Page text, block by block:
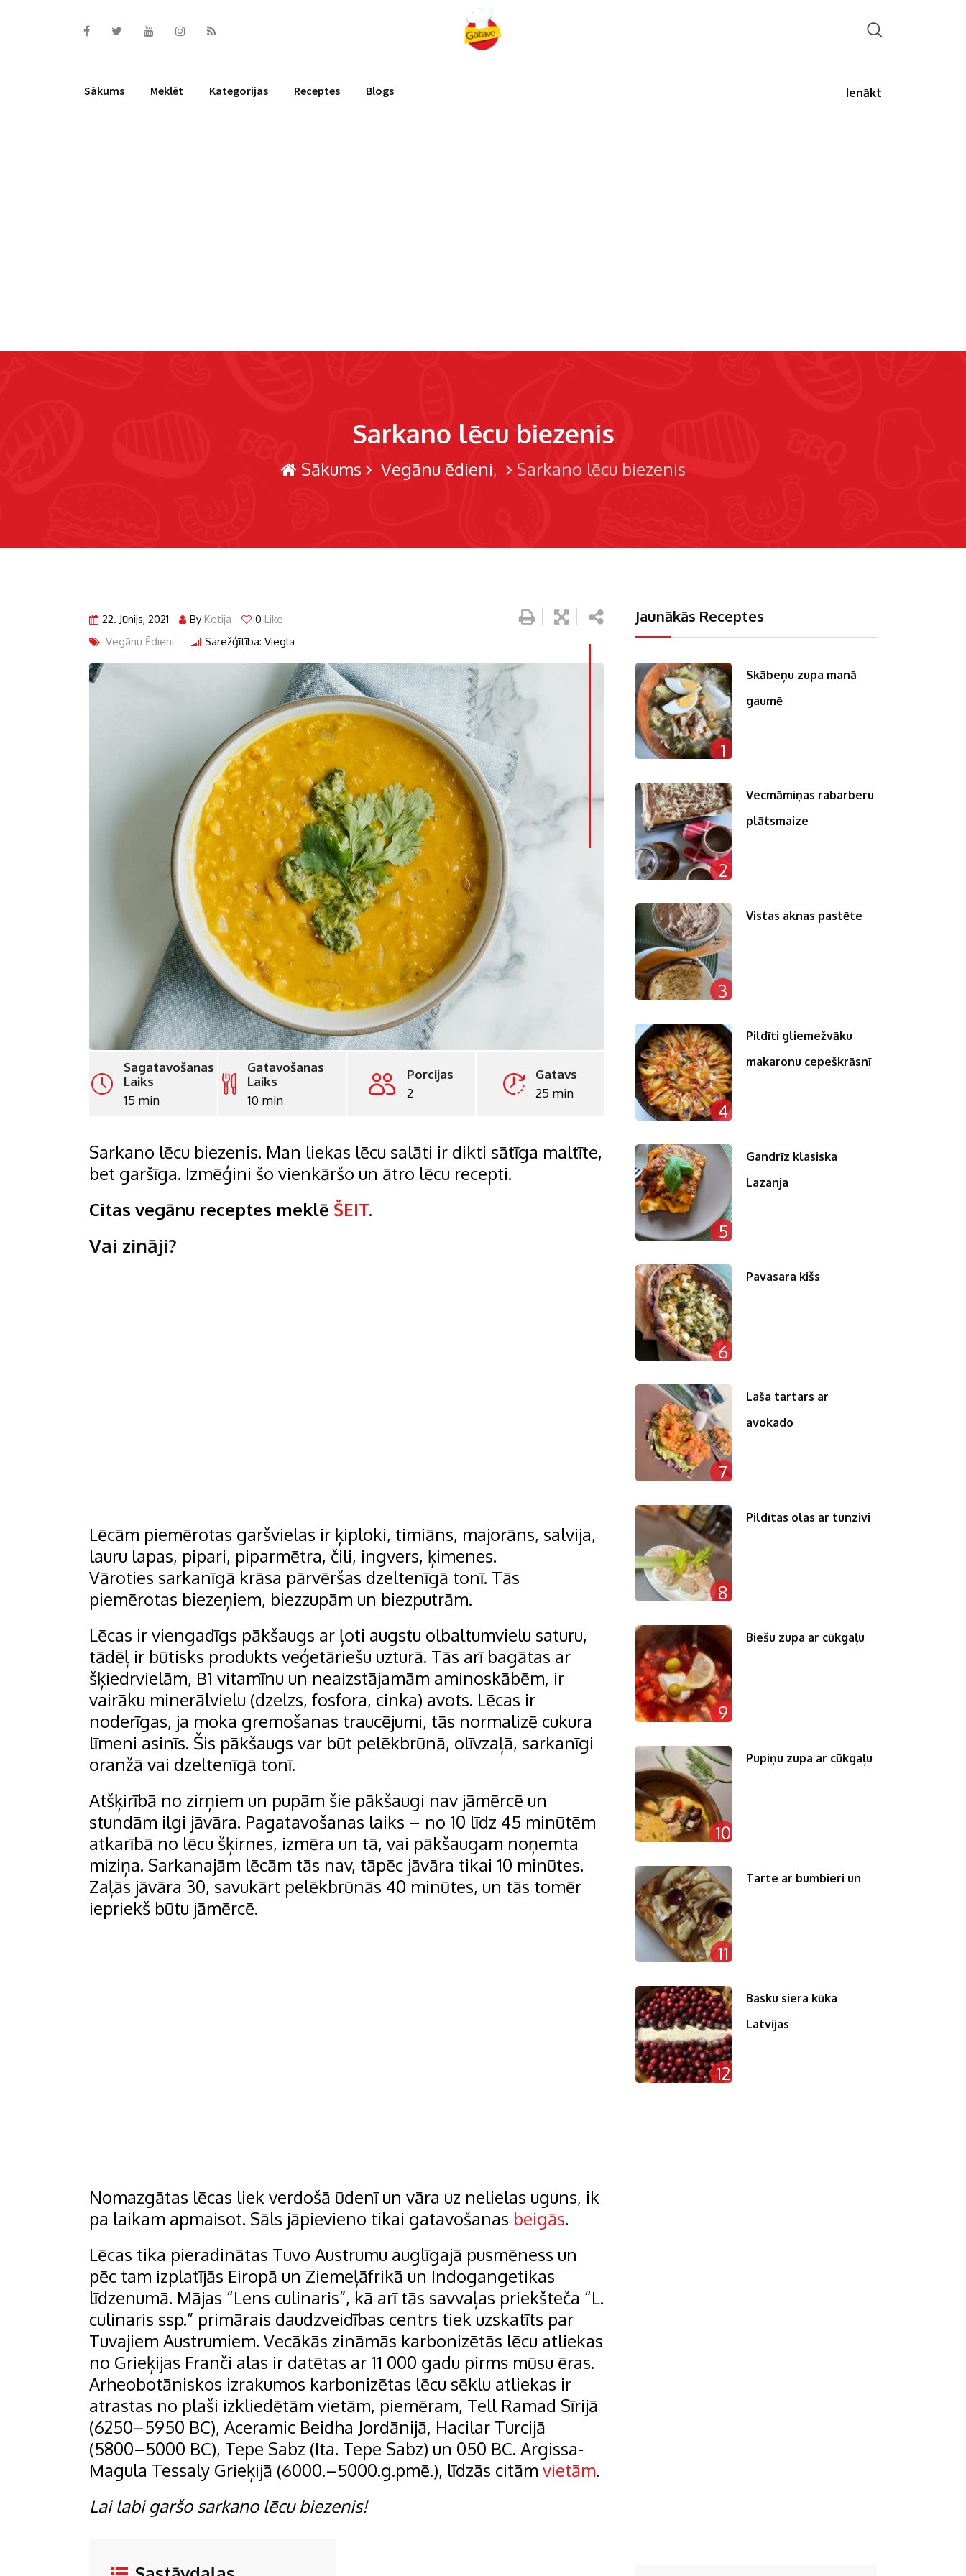
Sākums Meklēt Kategorijas Receptes Blogs Ienākt
Sarkano lēcu biezenis
Sākums Vegānu ēdieni Sarkano lēcu biezenis
22. Jūnijs, 2021 By Ketija 0 Like
Vegānu Ēdieni
Sarežģītība: Viegla
LinkedIn
Whatsapp
Pinterest
Sagatavošanas
Laiks
15 min
Gatavošanas
Laiks
10 min
Porcijas
2
Gatavs
25 min
Sarkano lēcu biezenis. Man liekas lēcu salāti ir dikti sātīga maltīte,
bet garšīga. Izmēģini šo vienkāršo un ātro lēcu recepti.
Citas vegānu receptes meklē ŠEIT.
Vai zināji?
Lēcām piemērotas garšvielas ir ķiploki, timiāns, majorāns, salvija,
lauru lapas, pipari, piparmētra, čili, ingvers, ķimenes.
Vāroties sarkanīgā krāsa pārvēršas dzeltenīgā tonī. Tās
piemērotas biezeņiem, biezzupām un biezputrām.
Lēcas ir viengadīgs pākšaugs ar ļoti augstu olbaltumvielu saturu,
tādēļ ir būtisks produkts veģetāriešu uzturā. Tās arī bagātas ar
šķiedrvielām, B1 vitamīnu un neaizstājamām aminoskābēm, ir
vairāku minerālvielu (dzelzs, fosfora, cinka) avots. Lēcas ir
noderīgas, ja moka gremošanas traucējumi, tās normalizē cukura
līmeni asinīs. Šis pākšaugs var būt pelēkbrūnā, olīvzaļā, sarkanīgi
oranžā vai dzeltenīgā tonī.
Atšķirībā no zirņiem un pupām šie pākšaugi nav jāmērcē un
stundām ilgi jāvāra. Pagatavošanas laiks – no 10 līdz 45 minūtēm
atkarībā no lēcu šķirnes, izmēra un tā, vai pākšaugam noņemta
miziņa. Sarkanajām lēcām tās nav, tāpēc jāvāra tikai 10 minūtes.
Zaļās jāvāra 30, savukārt pelēkbrūnās 40 minūtes, un tās tomēr
iepriekš būtu jāmērcē.
Nomazgātas lēcas liek verdošā ūdenī un vāra uz nelielas uguns, ik
pa laikam apmaisot. Sāls jāpievieno tikai gatavošanas beigās.
Lēcas tika pieradinātas Tuvo Austrumu auglīgajā pusmēness un
pēc tam izplatījās Eiropā un Ziemeļāfrikā un Indogangetikas
līdzenumā. Mājas “Lens culinaris”, kā arī tās savvaļas priekšteča “L.
culinaris ssp.” primārais daudzveidības centrs tiek uzskatīts par
Tuvajiem Austrumiem. Vecākās zināmās karbonizētās lēcu atliekas
no Grieķijas Franči alas ir datētas ar 11 000 gadu pirms mūsu ēras.
Arheobotāniskos izrakumos karbonizētas lēcu sēklu atliekas ir
atrastas no plaši izkliedētām vietām, piemēram, Tell Ramad Sīrijā
(6250–5950 BC), Aceramic Beidha Jordānijā, Hacilar Turcijā
(5800–5000 BC), Tepe Sabz (Ita. Tepe Sabz) un 050 BC. Argissa-
Magula Tessaly Grieķijā (6000.–5000.g.pmē.), līdzās citām vietām.
Lai labi garšo sarkano lēcu biezenis!
Jaunākās Receptes
1
Skābeņu zupa manā
gaumē
2
Vecmāmiņas rabarberu
plātsmaize
3
Vistas aknas pastēte
4
Pildīti gliemežvāku
makaronu cepeškrāsnī
5
Gandrīz klasiska
Lazanja
6
Pavasara kišs
7
Laša tartars ar
avokado
8
Pildītas olas ar tunzivi
9
Biešu zupa ar cūkgaļu
10
Pupiņu zupa ar cūkgaļu
11
Tarte ar bumbieri un
12
Basku siera kūka
Latvijas